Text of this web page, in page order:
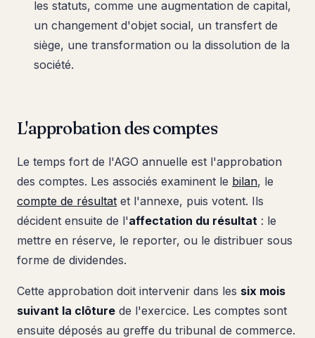
les statuts, comme une augmentation de capital,
un changement d'objet social, un transfert de
siège, une transformation ou la dissolution de la
société.
L'approbation des comptes
Le temps fort de l'AGO annuelle est l'approbation
des comptes. Les associés examinent le bilan, le
compte de résultat et l'annexe, puis votent. Ils
décident ensuite de l'affectation du résultat : le
mettre en réserve, le reporter, ou le distribuer sous
forme de dividendes.
Cette approbation doit intervenir dans les six mois
suivant la clôture de l'exercice. Les comptes sont
ensuite déposés au greffe du tribunal de commerce.